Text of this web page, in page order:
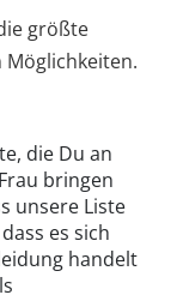
größte
die Du an
bringen
unsere Liste
es sich
handelt